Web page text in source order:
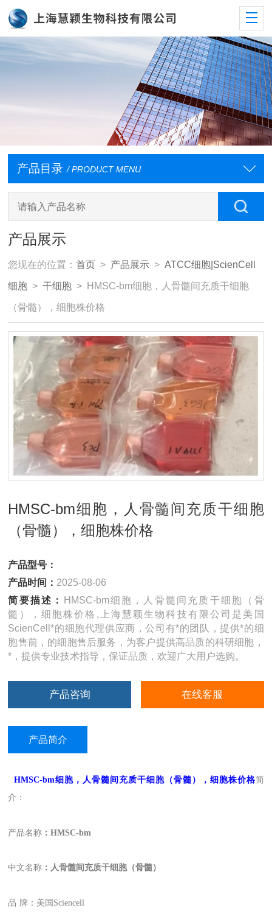
产品目录 / PRODUCT MENU
产品展示
您现在的位置：首页 > 产品展示 >ATCC细胞|ScienCell
细胞 >干细胞 > HMSC-bm细胞，人骨髓间充质干细胞
（骨髓），细胞株价格
HMSC-bm细胞，人骨髓间充质干细胞
（骨髓），细胞株价格
产品型号：
产品时间： 2025-08-06
简要描述：
HMSC-bm细胞，人骨髓间充质干细胞（骨
髓），细胞株价格,上海慧颖生物科技有限公司是美国
ScienCell*的细胞代理供应商，公司有*的团队，提供*的细
胞售前，的细胞售后服务，为客户提供高品质的科研细胞，
*，提供专业技术指导，保证品质，欢迎广大用户选购。
产品咨询 在线客服
产品简介
HMSC-bm细胞，人骨髓间充质干细胞（骨髓），细胞株价格简
介：
产品名称 ：HMSC-bm
中文名称 ：人骨髓间充质干细胞（骨髓）
品 牌：美国Sciencell